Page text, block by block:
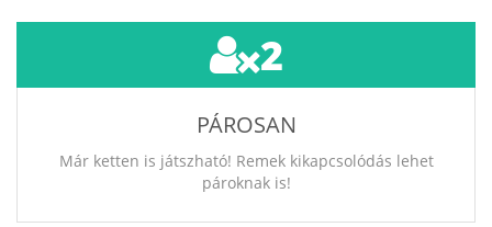
2
PÁROSAN
Már ketten is játszható! Remek kikapcsolódás lehet
pároknak is!